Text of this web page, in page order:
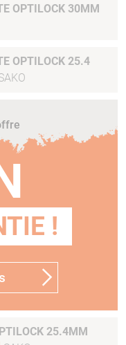
30MM
OPTILOCK 25.4
!
25.4MM